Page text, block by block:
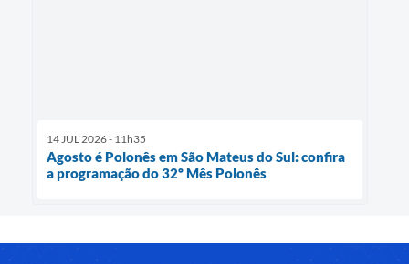
14 JUL 2026 - 11h35
Agosto é Polonês em São Mateus do Sul: confira
a programação do 32º Mês Polonês